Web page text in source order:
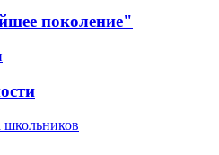
поколение"